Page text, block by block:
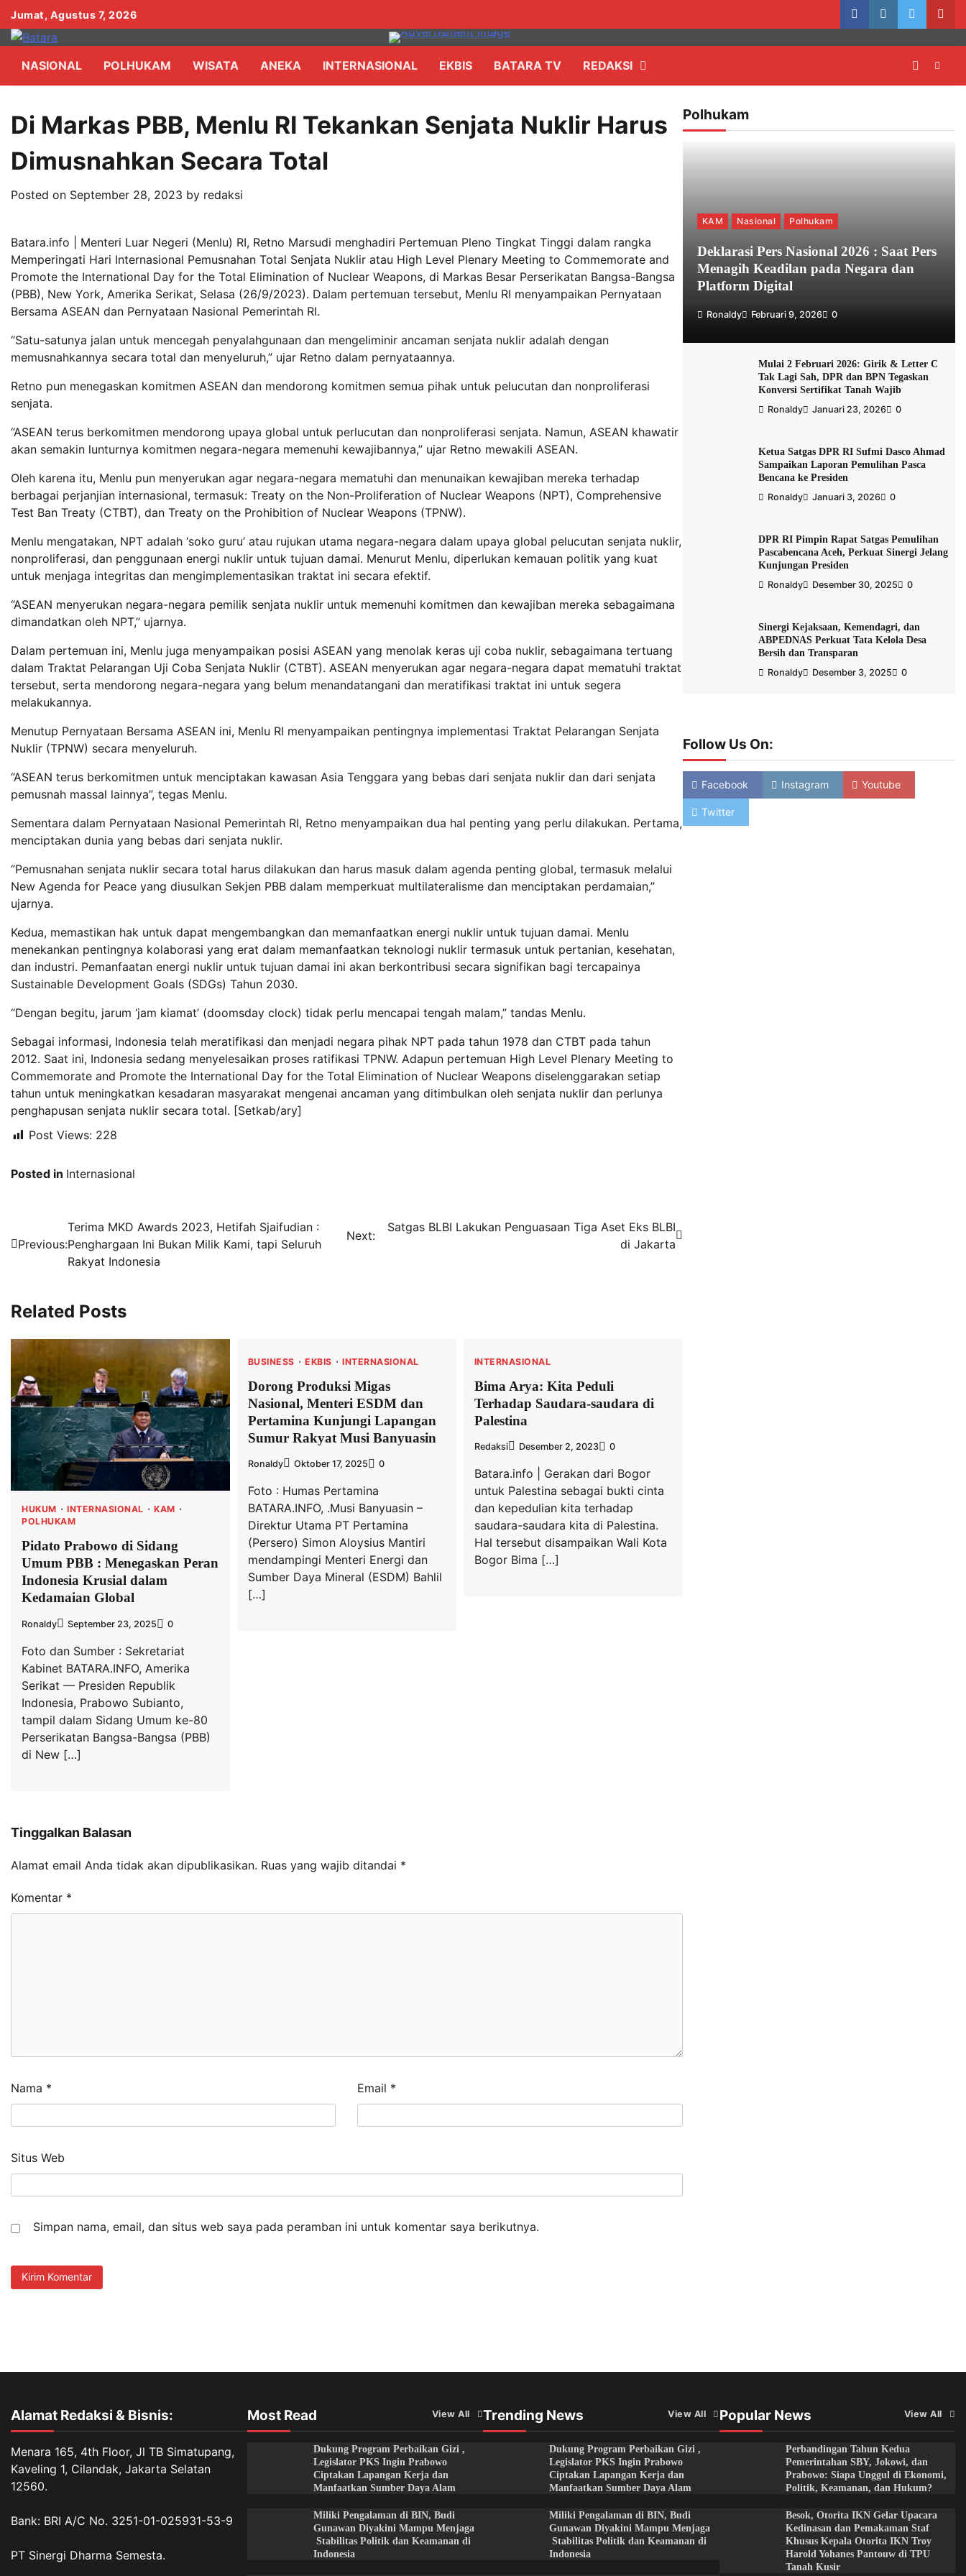
Skip
to
content
Jumat, Agustus 7, 2026
facebookinstagram
twitter
NASIONAL POLHUKAM WISATA ANEKA INTERNASIONAL EKBIS BATARA TV REDAKSI
Di Markas PBB, Menlu RI Tekankan Senjata Nuklir Harus
Dimusnahkan Secara Total
Posted on September 28, 2023 by redaksi
Batara.info | Menteri Luar Negeri (Menlu) RI, Retno Marsudi menghadiri Pertemuan Pleno Tingkat Tinggi dalam rangka
Memperingati Hari Internasional Pemusnahan Total Senjata Nuklir atau High Level Plenary Meeting to Commemorate and
Promote the International Day for the Total Elimination of Nuclear Weapons, di Markas Besar Perserikatan Bangsa-Bangsa
(PBB), New York, Amerika Serikat, Selasa (26/9/2023). Dalam pertemuan tersebut, Menlu RI menyampaikan Pernyataan
Bersama ASEAN dan Pernyataan Nasional Pemerintah RI.
“Satu-satunya jalan untuk mencegah penyalahgunaan dan mengeliminir ancaman senjata nuklir adalah dengan
memusnahkannya secara total dan menyeluruh,” ujar Retno dalam pernyataannya.
Retno pun menegaskan komitmen ASEAN dan mendorong komitmen semua pihak untuk pelucutan dan nonproliferasi
senjata.
“ASEAN terus berkomitmen mendorong upaya global untuk perlucutan dan nonproliferasi senjata. Namun, ASEAN khawatir
akan semakin lunturnya komitmen negara-negara memenuhi kewajibannya,” ujar Retno mewakili ASEAN.
Oleh karena itu, Menlu pun menyerukan agar negara-negara mematuhi dan menunaikan kewajiban mereka terhadap
berbagai perjanjian internasional, termasuk: Treaty on the Non-Proliferation of Nuclear Weapons (NPT), Comprehensive
Test Ban Treaty (CTBT), dan Treaty on the Prohibition of Nuclear Weapons (TPNW).
Menlu mengatakan, NPT adalah ‘soko guru’ atau rujukan utama negara-negara dalam upaya global pelucutan senjata nuklir,
nonproliferasi, dan penggunaan energi nuklir untuk tujuan damai. Menurut Menlu, diperlukan kemauan politik yang kuat
untuk menjaga integritas dan mengimplementasikan traktat ini secara efektif.
“ASEAN menyerukan negara-negara pemilik senjata nuklir untuk memenuhi komitmen dan kewajiban mereka sebagaimana
dimandatkan oleh NPT,” ujarnya.
Dalam pertemuan ini, Menlu juga menyampaikan posisi ASEAN yang menolak keras uji coba nuklir, sebagaimana tertuang
dalam Traktat Pelarangan Uji Coba Senjata Nuklir (CTBT). ASEAN menyerukan agar negara-negara dapat mematuhi traktat
tersebut, serta mendorong negara-negara yang belum menandatangani dan meratifikasi traktat ini untuk segera
melakukannya.
Menutup Pernyataan Bersama ASEAN ini, Menlu RI menyampaikan pentingnya implementasi Traktat Pelarangan Senjata
Nuklir (TPNW) secara menyeluruh.
“ASEAN terus berkomitmen untuk menciptakan kawasan Asia Tenggara yang bebas dari senjata nuklir dan dari senjata
pemusnah massal lainnya”, tegas Menlu.
Sementara dalam Pernyataan Nasional Pemerintah RI, Retno menyampaikan dua hal penting yang perlu dilakukan. Pertama,
menciptakan dunia yang bebas dari senjata nuklir.
“Pemusnahan senjata nuklir secara total harus dilakukan dan harus masuk dalam agenda penting global, termasuk melalui
New Agenda for Peace yang diusulkan Sekjen PBB dalam memperkuat multilateralisme dan menciptakan perdamaian,”
ujarnya.
Kedua, memastikan hak untuk dapat mengembangkan dan memanfaatkan energi nuklir untuk tujuan damai. Menlu
menekankan pentingnya kolaborasi yang erat dalam memanfaatkan teknologi nuklir termasuk untuk pertanian, kesehatan,
dan industri. Pemanfaatan energi nuklir untuk tujuan damai ini akan berkontribusi secara signifikan bagi tercapainya
Sustainable Development Goals (SDGs) Tahun 2030.
“Dengan begitu, jarum ‘jam kiamat’ (doomsday clock) tidak perlu mencapai tengah malam,” tandas Menlu.
Sebagai informasi, Indonesia telah meratifikasi dan menjadi negara pihak NPT pada tahun 1978 dan CTBT pada tahun
2012. Saat ini, Indonesia sedang menyelesaikan proses ratifikasi TPNW. Adapun pertemuan High Level Plenary Meeting to
Commemorate and Promote the International Day for the Total Elimination of Nuclear Weapons diselenggarakan setiap
tahun untuk meningkatkan kesadaran masyarakat mengenai ancaman yang ditimbulkan oleh senjata nuklir dan perlunya
penghapusan senjata nuklir secara total. [Setkab/ary]
Post Views: 228
Posted in Internasional
Navigasi
pos
Previous:
Terima MKD Awards 2023, Hetifah Sjaifudian :
Penghargaan Ini Bukan Milik Kami, tapi Seluruh
Rakyat Indonesia
Next:
Satgas BLBI Lakukan Penguasaan Tiga Aset Eks BLBI
di Jakarta
Related Posts
HUKUM INTERNASIONAL
KAM
POLHUKAM
Pidato Prabowo di Sidang
Umum PBB : Menegaskan Peran
Indonesia Krusial dalam
Kedamaian Global
Ronaldy September 23, 2025 0
Foto dan Sumber : Sekretariat
Kabinet BATARA.INFO, Amerika
Serikat — Presiden Republik
Indonesia, Prabowo Subianto,
tampil dalam Sidang Umum ke-80
Perserikatan Bangsa-Bangsa (PBB)
di New […]
BUSINESS EKBIS INTERNASIONAL
Dorong Produksi Migas
Nasional, Menteri ESDM dan
Pertamina Kunjungi Lapangan
Sumur Rakyat Musi Banyuasin
Ronaldy Oktober 17, 2025 0
Foto : Humas Pertamina
BATARA.INFO, .Musi Banyuasin –
Direktur Utama PT Pertamina
(Persero) Simon Aloysius Mantiri
mendampingi Menteri Energi dan
Sumber Daya Mineral (ESDM) Bahlil
[…]
INTERNASIONAL
Bima Arya: Kita Peduli
Terhadap Saudara-saudara di
Palestina
Redaksi Desember 2, 2023 0
Batara.info | Gerakan dari Bogor
untuk Palestina sebagai bukti cinta
dan kepedulian kita terhadap
saudara-saudara kita di Palestina.
Hal tersebut disampaikan Wali Kota
Bogor Bima […]
Tinggalkan Balasan
Alamat email Anda tidak akan dipublikasikan. Ruas yang wajib ditandai *
Komentar *
Nama * Email *
Situs Web
Simpan nama, email, dan situs web saya pada peramban ini untuk komentar saya berikutnya.
Polhukam
KAM Nasional Polhukam
Deklarasi Pers Nasional 2026 : Saat Pers
Menagih Keadilan pada Negara dan
Platform Digital
Ronaldy Februari 9, 2026 0
Mulai 2 Februari 2026: Girik & Letter C
Tak Lagi Sah, DPR dan BPN Tegaskan
Konversi Sertifikat Tanah Wajib
Ronaldy Januari 23, 2026 0
Ketua Satgas DPR RI Sufmi Dasco Ahmad
Sampaikan Laporan Pemulihan Pasca
Bencana ke Presiden
Ronaldy Januari 3, 2026 0
DPR RI Pimpin Rapat Satgas Pemulihan
Pascabencana Aceh, Perkuat Sinergi Jelang
Kunjungan Presiden
Ronaldy Desember 30, 2025 0
Sinergi Kejaksaan, Kemendagri, dan
ABPEDNAS Perkuat Tata Kelola Desa
Bersih dan Transparan
Ronaldy Desember 3, 2025 0
Follow Us On:
Facebook Instagram Youtube
Twitter
Alamat Redaksi & Bisnis:
Menara 165, 4th Floor, Jl TB Simatupang,
Kaveling 1, Cilandak, Jakarta Selatan
12560.
Bank: BRI A/C No. 3251-01-025931-53-9
PT Sinergi Dharma Semesta.
Most Read View All
Dukung Program Perbaikan Gizi ,
Legislator PKS Ingin Prabowo
Ciptakan Lapangan Kerja dan
Manfaatkan Sumber Daya Alam
Miliki Pengalaman di BIN, Budi
Gunawan Diyakini Mampu Menjaga
Stabilitas Politik dan Keamanan di
Indonesia
Trending News View All
Dukung Program Perbaikan Gizi ,
Legislator PKS Ingin Prabowo
Ciptakan Lapangan Kerja dan
Manfaatkan Sumber Daya Alam
Miliki Pengalaman di BIN, Budi
Gunawan Diyakini Mampu Menjaga
Stabilitas Politik dan Keamanan di
Indonesia
Popular News View All
Perbandingan Tahun Kedua
Pemerintahan SBY, Jokowi, dan
Prabowo: Siapa Unggul di Ekonomi,
Politik, Keamanan, dan Hukum?
Besok, Otorita IKN Gelar Upacara
Kedinasan dan Pemakaman Staf
Khusus Kepala Otorita IKN Troy
Harold Yohanes Pantouw di TPU
Tanah Kusir